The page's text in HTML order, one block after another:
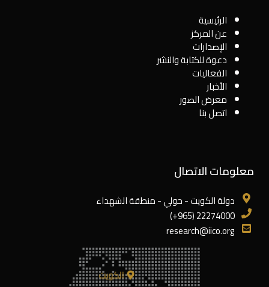
الرئيسية
عن المركز
الإصدارات
دعوة للكتابة والنشر
الفعاليات
الأخبار
معرض الصور
اتصل بنا
معلومات الاتصال
دولة الكويت - حولي - منطقة الشهداء
22274000 (965+)
research@iico.org
الكويت